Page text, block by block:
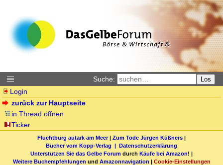
Suche: Los
Login
zurück zur Hauptseite
in Thread öffnen
Ticker
Fluchtburg autark am Meer| Zum Tode Jürgen Küßners |
Bücher vom Kopp-Verlag | Datenschutzerklärung
Unterstützen Sie das Gelbe Forum durch Käufe bei Amazon! |
Weitere Buchempfehlungen und Amazonnavigation | Cookie-Einstellungen